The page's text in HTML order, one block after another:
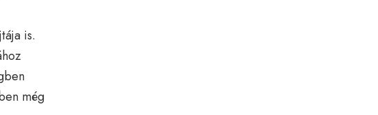
is.
még